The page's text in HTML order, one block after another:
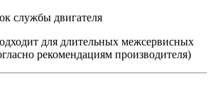
службы двигателя
для длительных межсервисных
рекомендациям производителя)